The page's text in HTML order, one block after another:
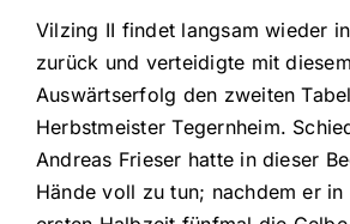
Vilzing II findet langsam wieder
zurück und verteidigte mit
Auswärtserfolg den zweiten
Herbstmeister Tegernheim.
Andreas Frieser hatte in dieser
Hände voll zu tun; nachdem er